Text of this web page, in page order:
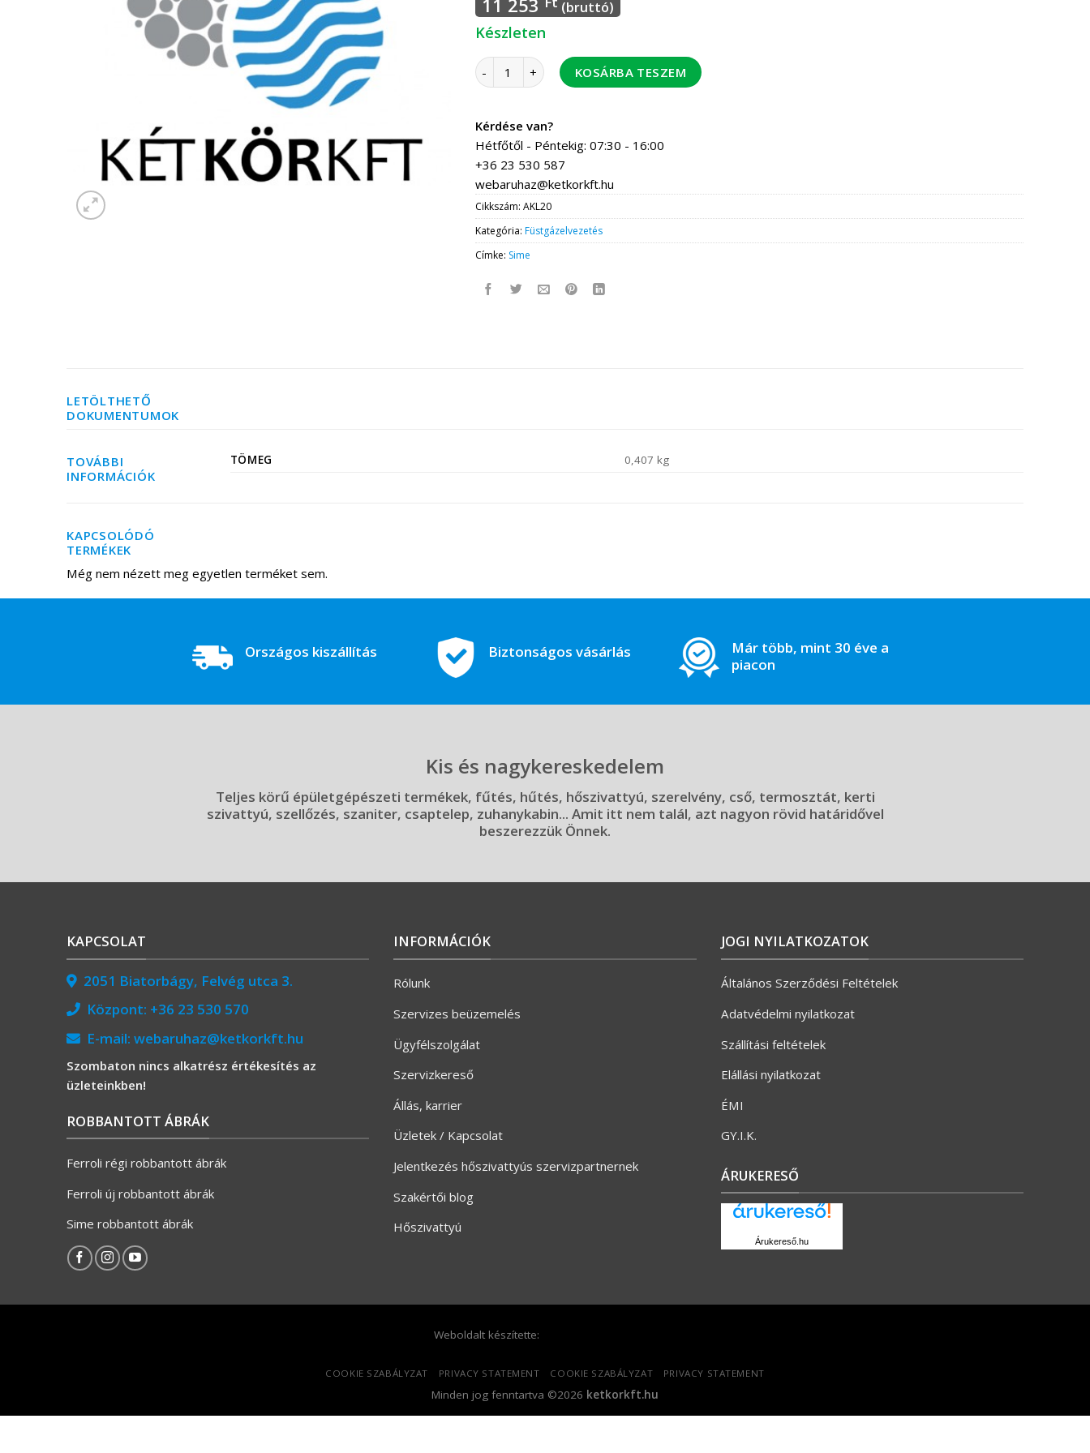
11 253 (bruttó)
Készleten
Tricox AKL20 aluminium kondenzidom DN80 szétválasztott rendszerhez mennyiség
KOSÁRBA TESZEM
Kérdése van?
Hétfőtől - Péntekig: 07:30 - 16:00
+36 23 530 587
webaruhaz@ketkorkft.hu
Cikkszám:AKL20
Kategória:Füstgázelvezetés
Címke: Sime
LETÖLTHETŐ
DOKUMENTUMOK
TOVÁBBI
INFORMÁCIÓK
TÖMEG 0,407 kg
KAPCSOLÓDÓ
TERMÉKEK
Még nem nézett meg egyetlen terméket sem.
Országos kiszállítás Biztonságos vásárlás
Már több, mint 30 éve a
piacon
Kis és nagykereskedelem
Teljes körű épületgépészeti termékek, fűtés, hűtés, hőszivattyú, szerelvény, cső, termosztát, kerti
szivattyú, szellőzés, szaniter, csaptelep, zuhanykabin... Amit itt nem talál, azt nagyon rövid határidővel
beszerezzük Önnek.
KAPCSOLAT
2051 Biatorbágy, Felvég utca 3.
Központ: +36 23 530 570
E-mail: webaruhaz@ketkorkft.hu
Szombaton nincs alkatrész értékesítés az
üzleteinkben!
ROBBANTOTT ÁBRÁK
Ferroli régi robbantott ábrák
Ferroli új robbantott ábrák
Sime robbantott ábrák
INFORMÁCIÓK
Rólunk
Szervizes beüzemelés
Ügyfélszolgálat
Szervizkereső
Állás, karrier
Üzletek / Kapcsolat
Jelentkezés hőszivattyús szervizpartnernek
Szakértői blog
Hőszivattyú
JOGI NYILATKOZATOK
Általános Szerződési Feltételek
Adatvédelmi nyilatkozat
Szállítási feltételek
Elállási nyilatkozat
ÉMI
GY.I.K.
ÁRUKERESŐ
Árukereső.hu
Weboldalt készítette:
COOKIE SZABÁLYZAT PRIVACY STATEMENT COOKIE SZABÁLYZAT PRIVACY STATEMENT
Minden jog fenntartva ©2026 ketkorkft.hu